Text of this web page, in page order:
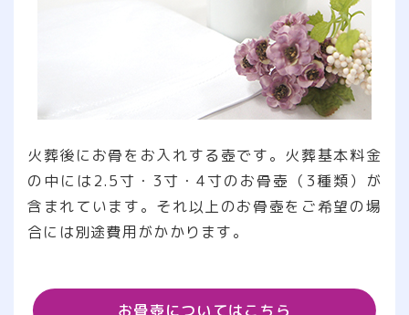
火葬後にお骨をお入れする壺です。火葬基本料金
の中には2.5寸・3寸・4寸のお骨壺（3種類）が
含まれています。それ以上のお骨壺をご希望の場
合には別途費用がかかります。
お骨壺についてはこちら